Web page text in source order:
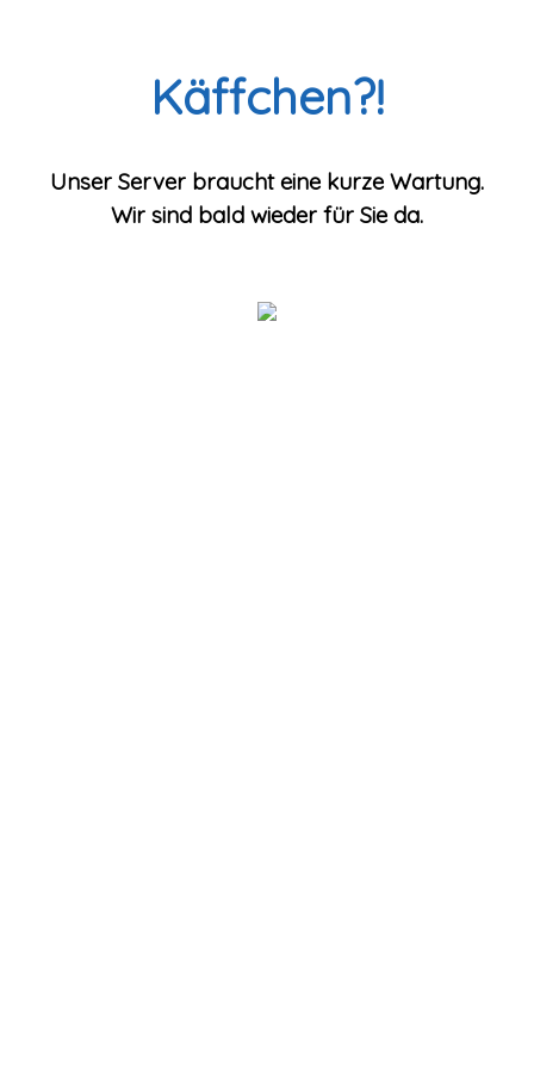
Käffchen?!
Unser Server braucht eine kurze Wartung.
Wir sind bald wieder für Sie da.